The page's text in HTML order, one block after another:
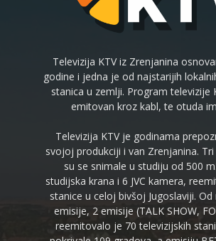
Televizija KTV iz Zrenjanina
godine i jedna je od najstarijih
stanica u zemlji. Program televizije
emitovan kroz kabl, te otuda
Televizija KTV je godinama
svojoj produkciji i van Zrenjanina.
su se snimale u studiju od 500
studijska krana i 6 JVC kamera,
stanice u celoj bivšoj Jugoslaviji. Od
emisije, 2 emisije (TALK SHOW,
reemitovalo je 70 televizijskih